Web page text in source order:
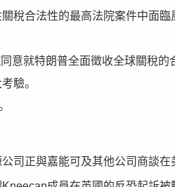
稅合法性的最高法院案件中面
意就特朗普全面徵收全球關稅
驗。
司正與嘉能可及其他公司商談在